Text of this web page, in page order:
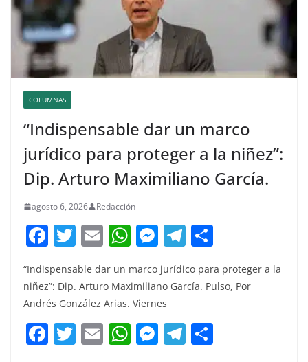
COLUMNAS
“Indispensable dar un marco
jurídico para proteger a la niñez”:
Dip. Arturo Maximiliano García.
agosto 6, 2026 Redacción
F
c
e
b
o
T
w
itt
er
E
ai
l
W
at
s
A
p
M
e
ss
e
n
g
T
e
a
m
m
“Indispensable dar un marco jurídico para proteger a la
niñez”: Dip. Arturo Maximiliano García. Pulso, Por
Andrés González Arias. Viernes
F T E W M T